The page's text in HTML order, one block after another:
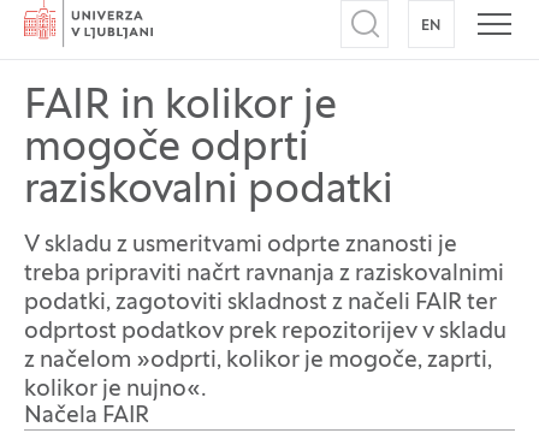
Domov
Odpri iskalnik
EN NA
FAIR in kolikor je
mogoče odprti
raziskovalni podatki
V skladu z usmeritvami odprte znanosti je
treba pripraviti načrt ravnanja z raziskovalnimi
podatki, zagotoviti skladnost z načeli FAIR ter
odprtost podatkov prek repozitorijev v skladu
z načelom »odprti, kolikor je mogoče, zaprti,
kolikor je nujno«.
Načela FAIR